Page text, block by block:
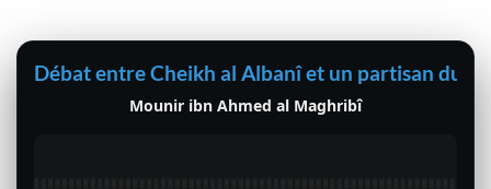
Débat entre Cheikh al Albanî et un partisan du
Mounir ibn Ahmed al Maghribî